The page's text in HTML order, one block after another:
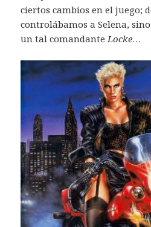
ciertos cambios en el juego;
controlábamos a Selena,
un tal comandanteLocke…